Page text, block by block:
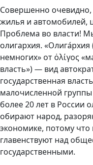
Совершенно
жилья и автомобилей,
Проблема во власти!
олигархия. «Олига́рхия
немногих» от ὀλίγος
власть») — вид
государственная
малочисленной
более 20 лет в России
обирают народ,
экономике, потому что
главенствуют над
государственными.